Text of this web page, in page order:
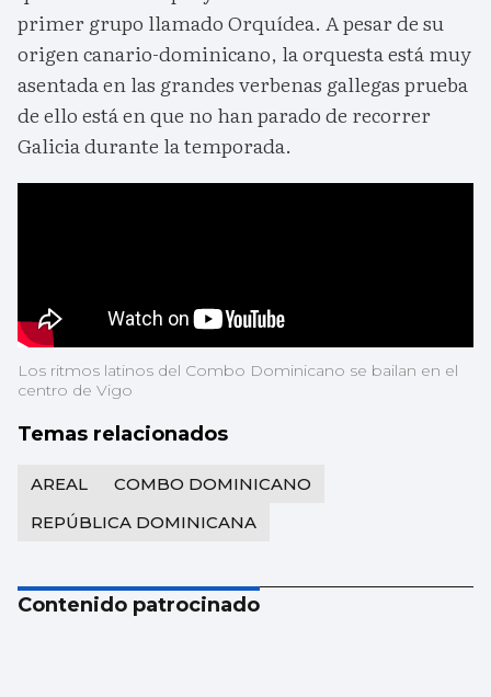
primer grupo llamado Orquídea. A pesar de su
origen canario-dominicano, la orquesta está muy
asentada en las grandes verbenas gallegas prueba
de ello está en que no han parado de recorrer
Galicia durante la temporada.
Los ritmos latinos del Combo Dominicano se bailan en el
centro de Vigo
Temas relacionados
AREAL
COMBO DOMINICANO
REPÚBLICA DOMINICANA
Contenido patrocinado